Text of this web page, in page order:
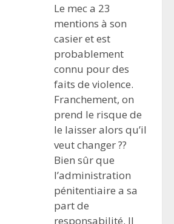
Le mec a 23
mentions à son
casier et est
probablement
connu pour des
faits de violence.
Franchement, on
prend le risque de
le laisser alors qu’il
veut changer ??
Bien sûr que
l’administration
pénitentiaire a sa
part de
responsabilité. Il